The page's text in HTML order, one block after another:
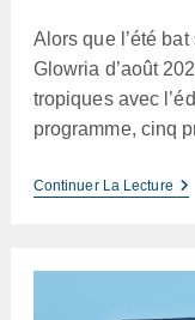
Alors que l’été
Glowria d’août
tropiques avec
programme, cinq
Continuer La Lecture